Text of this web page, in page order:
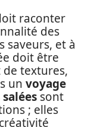
raconter
des
saveurs, et à
doit être
de textures,
un voyage
sont
; elles